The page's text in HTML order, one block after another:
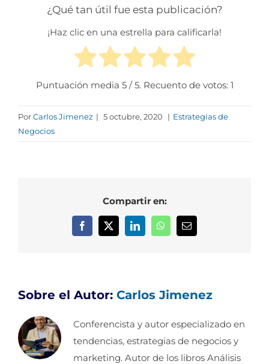
¿Qué tan útil fue esta publicación?
¡Haz clic en una estrella para calificarla!
Puntuación media 5/ 5. Recuento de votos: 1
PorCarlos Jimenez | 5 octubre, 2020 | Estrategias de
Negocios
Compartir en:
Facebook
X LinkedInWhatsAppCorreo
Sobre el Autor: Carlos Jimenez
Conferencista y autor especializado en
tendencias, estrategias de negocios y
marketing. Autor de los libros Análisis